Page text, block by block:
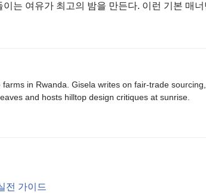
는 여유가 최고의 밤을 만든다. 이런 기본 매
in Rwanda. Gisela writes on fair-trade
and hosts hilltop design critiques at sunrise.
전 가이드